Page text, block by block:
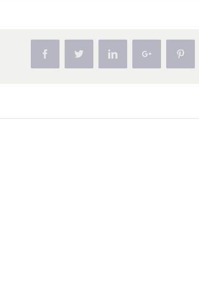
Facebook Twitter LinkedinGoogle+